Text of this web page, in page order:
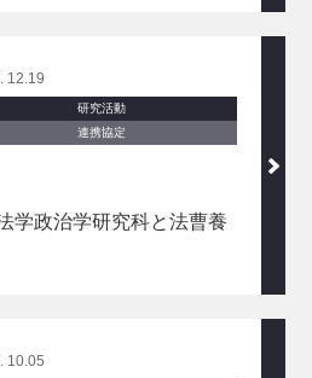
12.19
研究活動
連携協定
学政治学研究科と法曹養
10.05